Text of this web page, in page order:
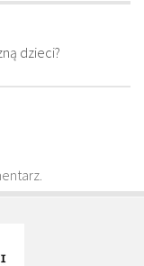
dzieci?